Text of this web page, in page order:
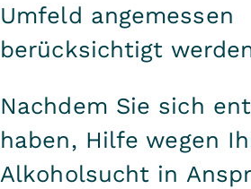
Umfeld angemessen
berücksichtigt
Nachdem Sie sich
haben, Hilfe wegen
Alkoholsucht in